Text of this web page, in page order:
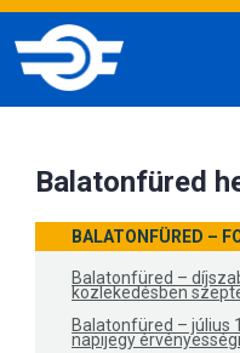
Balatonfüred
BALATONFÜRED –
Balatonfüred –
közlekedésben
Balatonfüred – július
napijegy